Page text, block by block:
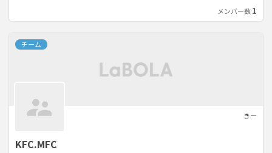
メンバー数1
チーム
きー
KFC.MFC